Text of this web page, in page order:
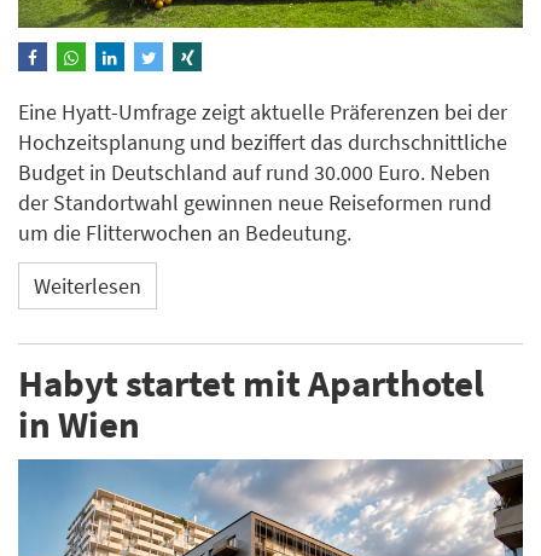
Eine Hyatt-Umfrage zeigt aktuelle Präferenzen bei der
Hochzeitsplanung und beziffert das durchschnittliche
Budget in Deutschland auf rund 30.000 Euro. Neben
der Standortwahl gewinnen neue Reiseformen rund
um die Flitterwochen an Bedeutung.
Weiterlesen
Habyt startet mit Aparthotel
in Wien